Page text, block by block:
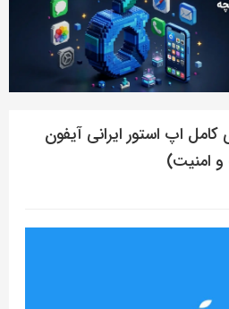
اپ استور ایرانی آیفون
امنیت)